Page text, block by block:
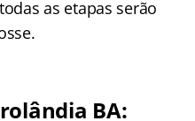
as etapas serão
BA: